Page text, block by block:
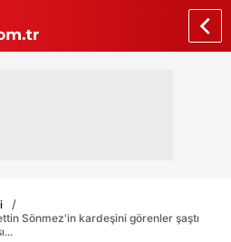
Sönmez'in kardeşini görenler şaştı